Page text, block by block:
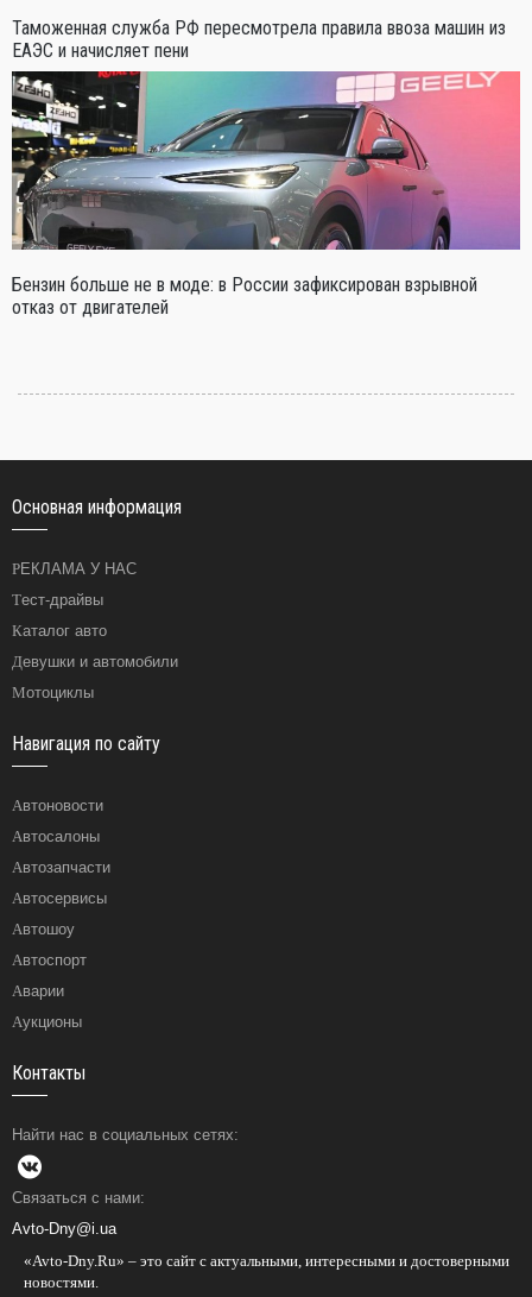
Таможенная служба РФ пересмотрела правила ввоза машин из
ЕАЭС и начисляет пени
Бензин больше не в моде: в России зафиксирован взрывной
отказ от двигателей
Основная информация
РЕКЛАМА У НАС
Тест-драйвы
Каталог авто
Девушки и автомобили
Мотоциклы
Навигация по сайту
Автоновости
Автосалоны
Автозапчасти
Автосервисы
Автошоу
Автоспорт
Аварии
Аукционы
Контакты
Найти нас в социальных сетях:
Связаться с нами:
Avto-Dny@i.ua
«Avto-Dny.Ru» – это сайт с актуальными, интересными и достоверными
новостями.